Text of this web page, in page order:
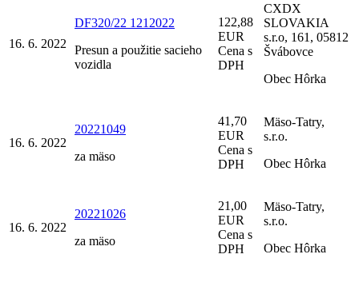
16. 6. 2022
DF320/22 1212022
Presun a použitie sacieho
vozidla
122,88
EUR
Cena s
DPH
CXDX
SLOVAKIA
s.r.o, 161, 05812
Švábovce
Obec Hôrka
16. 6. 2022
20221049
za mäso
41,70
EUR
Cena s
DPH
Mäso-Tatry,
s.r.o.
Obec Hôrka
16. 6. 2022
20221026
za mäso
21,00
EUR
Cena s
DPH
Mäso-Tatry,
s.r.o.
Obec Hôrka